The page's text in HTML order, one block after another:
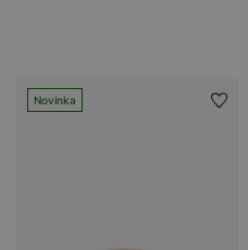
Novinka